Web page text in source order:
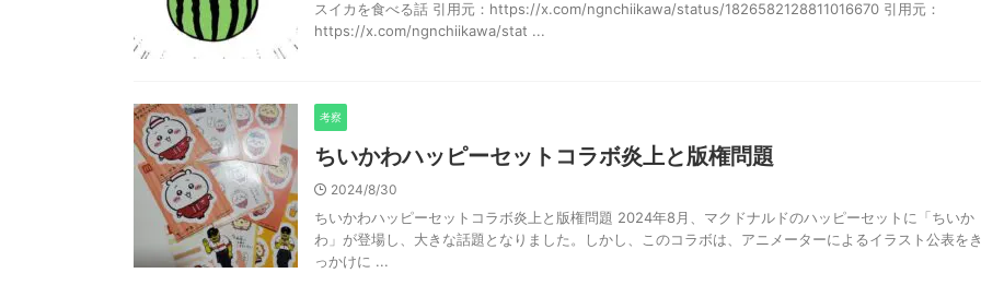
スイカを食べる話 引用元：https://x.com/ngnchiikawa/status/1826582128811016670 引用元：
https://x.com/ngnchiikawa/stat ...
考察
ちいかわハッピーセットコラボ炎上と版権問題
2024/8/30
ちいかわハッピーセットコラボ炎上と版権問題 2024年8月、マクドナルドのハッピーセットに「ちいか
わ」が登場し、大きな話題となりました。しかし、このコラボは、アニメーターによるイラスト公表をき
っかけに ...